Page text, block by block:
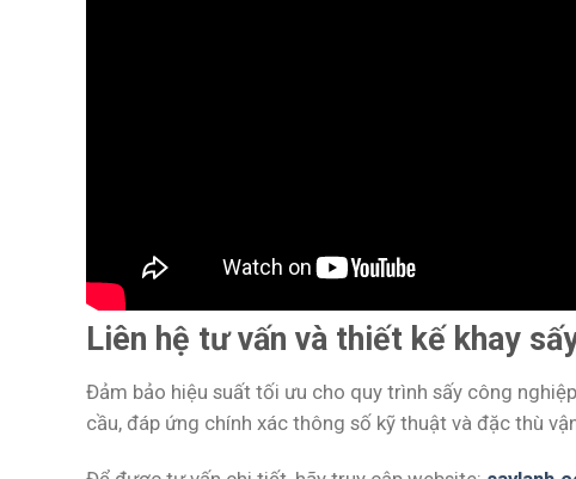
Liên hệ tư vấn và thiết kế khay
Đảm bảo hiệu suất tối ưu cho quy trình sấy công
cầu, đáp ứng chính xác thông số kỹ thuật và đặc thù